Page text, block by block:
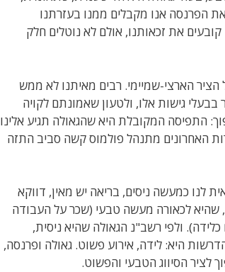
הפרנסה אנו מקבלים ממנו בעזרתנו
את זכאותנו, אולם לא נוטלים חלק
הציר הארצי-שמיימי. רבים מאיתנו לא ממש
גישות אלו, ולטעון שאמונתם לקויה
התפיסה המקובלת היא שהגאולה תגיע אלינו
האחרונים מתנהל פולמוס קשה סביב התזה
לנו כמעשה ניסים, בריאה יש מאין, דווקא
שהיא לכאורה מעשה טבעי (שכר על העבודה
ולפי רשב"נ הגאולה שהיא ניסית,
היא: לידה, אירוע פשוט. גאולה ופרנסה,
לציר הסיווג הטבעי והפשוט.